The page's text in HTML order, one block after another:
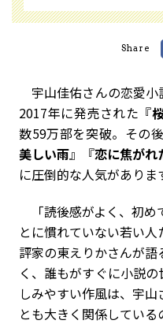
Share
宇山佳佑さんの恋愛小
2017年に発売された『
数59万部を突破。その
美しい雨』『恋に焦がれ
に圧倒的な人気がありま
「読後感がよく、初め
とに慣れていない若い
評家の東えりかさんが
く、誰もがすぐに小説
しみやすい作風は、宇
とも大きく関係している